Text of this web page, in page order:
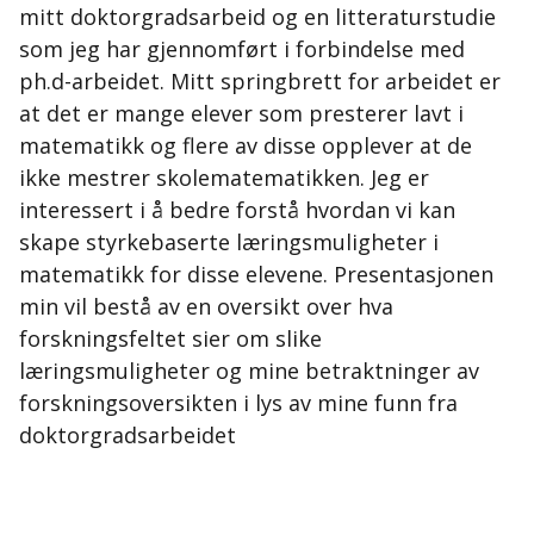
mitt doktorgradsarbeid og en litteraturstudie
som jeg har gjennomført i forbindelse med
ph.d-arbeidet. Mitt springbrett for arbeidet er
at det er mange elever som presterer lavt i
matematikk og flere av disse opplever at de
ikke mestrer skolematematikken. Jeg er
interessert i å bedre forstå hvordan vi kan
skape styrkebaserte læringsmuligheter i
matematikk for disse elevene. Presentasjonen
min vil bestå av en oversikt over hva
forskningsfeltet sier om slike
læringsmuligheter og mine betraktninger av
forskningsoversikten i lys av mine funn fra
doktorgradsarbeidet